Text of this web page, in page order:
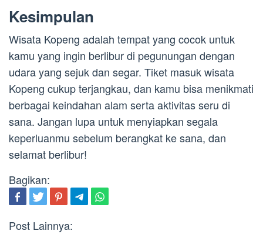
Kesimpulan
Wisata Kopeng adalah tempat yang cocok untuk
kamu yang ingin berlibur di pegunungan dengan
udara yang sejuk dan segar. Tiket masuk wisata
Kopeng cukup terjangkau, dan kamu bisa menikmati
berbagai keindahan alam serta aktivitas seru di
sana. Jangan lupa untuk menyiapkan segala
keperluanmu sebelum berangkat ke sana, dan
selamat berlibur!
Bagikan:
Post Lainnya: